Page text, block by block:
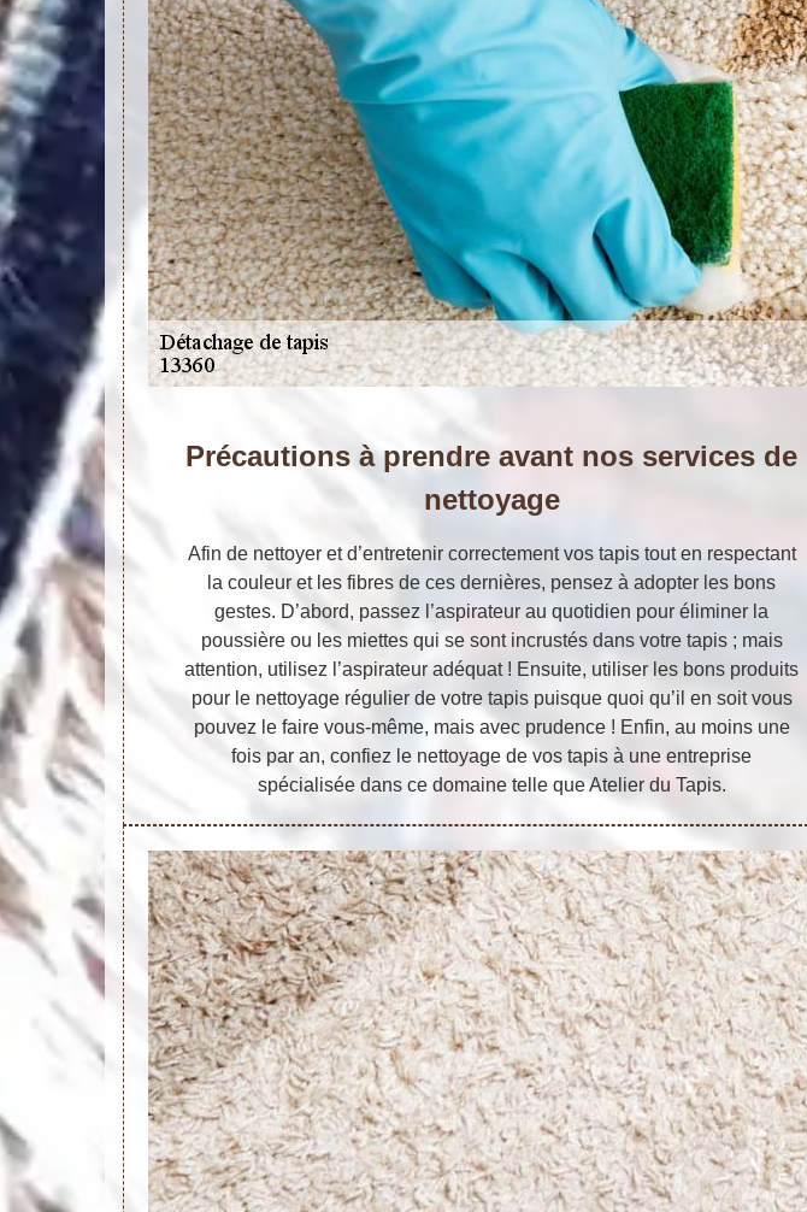
Précautions à prendre avant nos services de
nettoyage
Afin de nettoyer et d’entretenir correctement vos tapis tout en respectant
la couleur et les fibres de ces dernières, pensez à adopter les bons
gestes. D’abord, passez l’aspirateur au quotidien pour éliminer la
poussière ou les miettes qui se sont incrustés dans votre tapis ; mais
attention, utilisez l’aspirateur adéquat ! Ensuite, utiliser les bons produits
pour le nettoyage régulier de votre tapis puisque quoi qu’il en soit vous
pouvez le faire vous-même, mais avec prudence ! Enfin, au moins une
fois par an, confiez le nettoyage de vos tapis à une entreprise
spécialisée dans ce domaine telle que Atelier du Tapis.